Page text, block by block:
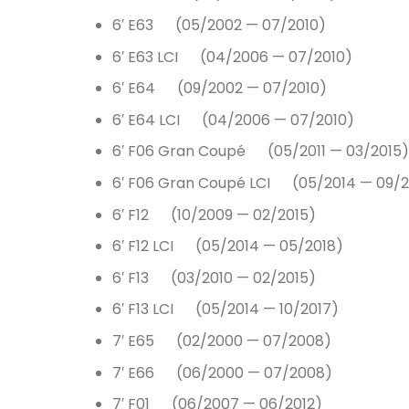
6′ E63 (05/2002 — 07/2010)
6′ E63 LCI (04/2006 — 07/2010)
6′ E64 (09/2002 — 07/2010)
6′ E64 LCI (04/2006 — 07/2010)
6′ F06 Gran Coupé (05/2011 — 03/2015)
6′ F06 Gran Coupé LCI (05/2014 — 09/
6′ F12 (10/2009 — 02/2015)
6′ F12 LCI (05/2014 — 05/2018)
6′ F13 (03/2010 — 02/2015)
6′ F13 LCI (05/2014 — 10/2017)
7′ E65 (02/2000 — 07/2008)
7′ E66 (06/2000 — 07/2008)
7′ F01 (06/2007 — 06/2012)